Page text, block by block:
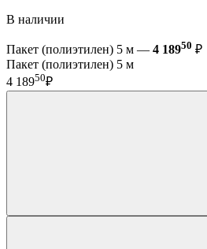
В наличии
Пакет (полиэтилен) 5 м — 4 18950 ₽
Пакет (полиэтилен) 5 м
4 18950₽